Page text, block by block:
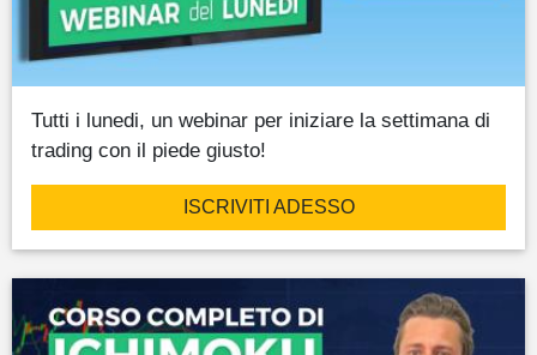
Tutti i lunedi, un webinar per iniziare la settimana di
trading con il piede giusto!
ISCRIVITI ADESSO